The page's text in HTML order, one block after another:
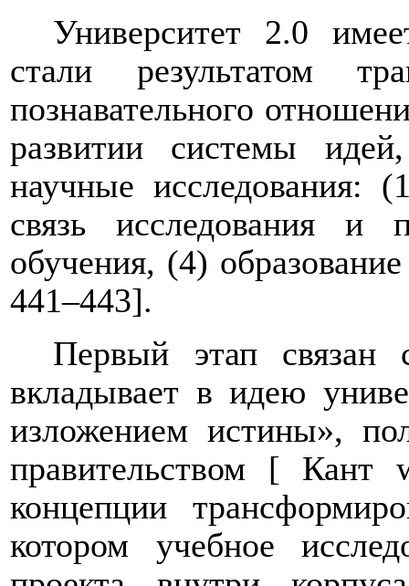
Университет 2.0
стали результатом
познавательного
развитии системы
научные исследования:
связь исследования и
обучения, (4)
441‒443].
Первый этап
вкладывает в идею
изложением истины»,
правительством [ Кант
концепции
котором учебное